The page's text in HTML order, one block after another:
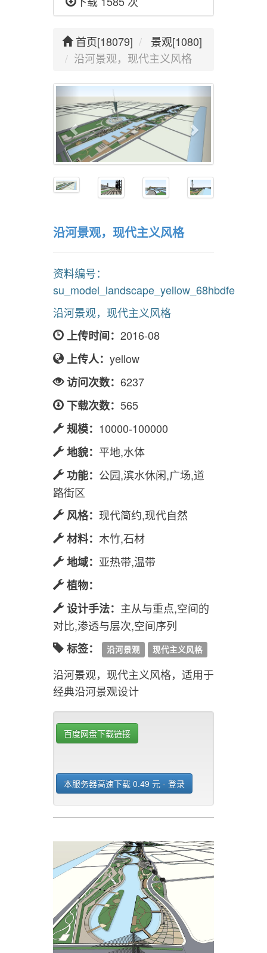
首页[18079]
景观[1080]
沿河景观，现代主义风格
沿河景观，现代主义风格
资料编号：
su_model_landscape_yellow_68hbdfe
沿河景观，现代主义风格
上传时间： 2016-08
上传人： yellow
访问次数： 6237
下载次数： 565
规模： 10000-100000
地貌： 平地,水体
功能： 公园,滨水休闲,广场,道
路街区
风格： 现代简约,现代自然
材料： 木竹,石材
地域： 亚热带,温带
植物：
设计手法： 主从与重点,空间的
对比,渗透与层次,空间序列
标签：
沿河景观 现代主义风格
沿河景观，现代主义风格，适用于
经典沿河景观设计
百度网盘下载链接
本服务器高速下载 0.49 元 - 登录